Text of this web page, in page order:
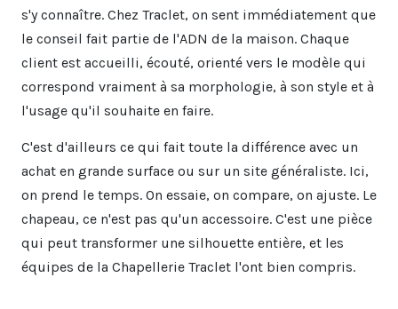
s'y connaître. Chez Traclet, on sent immédiatement que
le conseil fait partie de l'ADN de la maison. Chaque
client est accueilli, écouté, orienté vers le modèle qui
correspond vraiment à sa morphologie, à son style et à
l'usage qu'il souhaite en faire.
C'est d'ailleurs ce qui fait toute la différence avec un
achat en grande surface ou sur un site généraliste. Ici,
on prend le temps. On essaie, on compare, on ajuste. Le
chapeau, ce n'est pas qu'un accessoire. C'est une pièce
qui peut transformer une silhouette entière, et les
équipes de la Chapellerie Traclet l'ont bien compris.